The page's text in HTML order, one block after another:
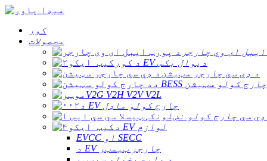
کور
محصولات
ای وي چارجر
د کور EV دیوال بکس
د ډي سي چارجر سټیشن
د BESS چارج کولو سټیشن
V2G V2H V2V V2L
د EV چارج کولو ماډل
سي چارج کولو نښلونکی
د EV لوازم
EVCC او SECC
د EV چارجر ټیسټر
د مایع یخولو سیسټم